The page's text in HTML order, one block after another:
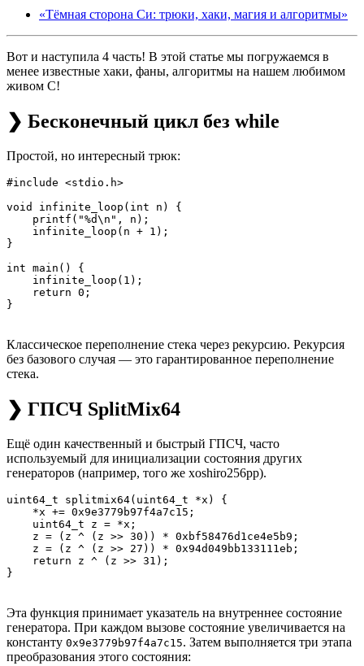
«Тёмная сторона Си: трюки, хаки, магия и алгоритмы»
Вот и наступила 4 часть! В этой статье мы погружаемся в
менее известные хаки, фаны, алгоритмы на нашем любимом
живом C!
❯ Бесконечный цикл без while
Простой, но интересный трюк:
#include <stdio.h>
void infinite_loop(int n) {
    printf("%d\n", n);
    infinite_loop(n + 1);
}
int main() {
    infinite_loop(1);
    return 0;
Классическое переполнение стека через рекурсию. Рекурсия
без базового случая — это гарантированное переполнение
стека.
❯ ГПСЧ SplitMix64
Ещё один качественный и быстрый ГПСЧ, часто
используемый для инициализации состояния других
генераторов (например, того же xoshiro256pp).
uint64_t splitmix64(uint64_t *x) {
    *x += 0x9e3779b97f4a7c15;
    uint64_t z = *x;
    z = (z ^ (z >> 30)) * 0xbf58476d1ce4e5b9;
    z = (z ^ (z >> 27)) * 0x94d049bb133111eb;
    return z ^ (z >> 31);
Эта функция принимает указатель на внутреннее состояние
генератора. При каждом вызове состояние увеличивается на
константу 0x9e3779b97f4a7c15. Затем выполняется три этапа
преобразования этого состояния: